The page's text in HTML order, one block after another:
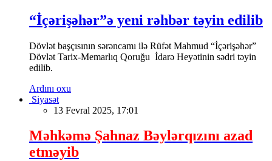
“İçərişəhər”ə yeni rəhbər təyin edilib
Dövlət başçısının sərəncamı ilə Rüfət Mahmud “İçərişəhər”
Dövlət Tarix-Memarlıq Qoruğu İdarə Heyətinin sədri təyin
edilib.
Ardını oxu
Siyasət
13 Fevral 2025, 17:01
Məhkəmə Şahnaz Bəylərqızını azad
etməyib